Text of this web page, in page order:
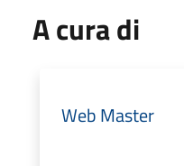
A cura di
Web Master